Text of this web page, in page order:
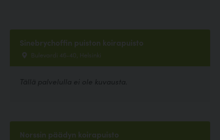
Sinebrychoffin puiston koirapuisto
Bulevardi 46-40, Helsinki
Tällä palvelulla ei ole kuvausta.
Norssin päädyn koirapuisto